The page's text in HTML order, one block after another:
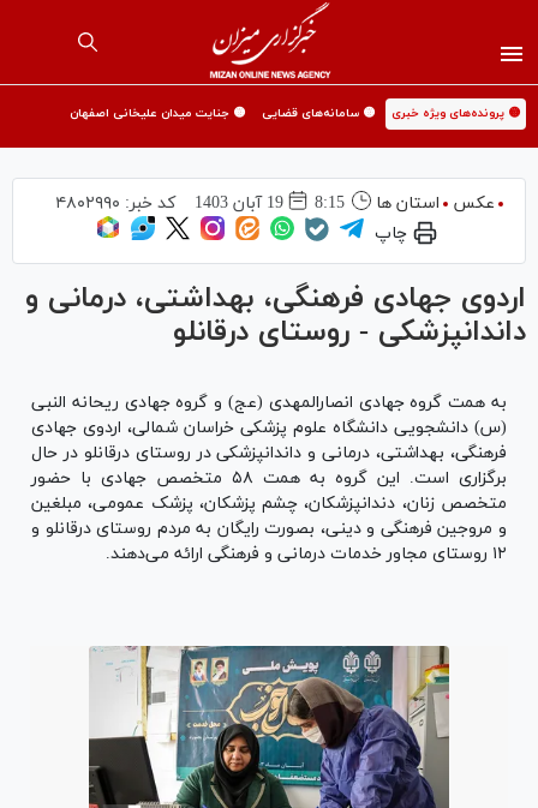
🟡 پرونده‌های ویژه خبری 🟡 سامانه‌های قضایی 🟡 جنایت میدان علیخانی اصفهان
عکس استان ها 8:15 19 آبان 1403 کد خبر: ۴۸۰۲۹۹۰
چاپ
اردوی جهادی فرهنگی، بهداشتی، درمانی و
داندانپزشکی - روستای درقانلو
به همت گروه جهادی انصارالمهدی (عج) و گروه جهادی ریحانه النبی
(س) دانشجویی دانشگاه علوم پزشکی خراسان شمالی، اردوی جهادی
فرهنگی، بهداشتی، درمانی و داندانپزشکی در روستای درقانلو در حال
برگزاری است. این گروه به همت ۵۸ متخصص جهادی با حضور
متخصص زنان، دندانپزشکان، چشم پزشکان، پزشک عمومی، مبلغین
و مروجین فرهنگی و دینی، بصورت رایگان به مردم روستای درقانلو و
۱۲ روستای مجاور خدمات درمانی و فرهنگی ارائه می‌دهند.